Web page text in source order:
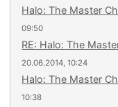
Halo: The Master
09:50
RE: Halo: The
20.06.2014, 10:24
Halo: The Master
10:38